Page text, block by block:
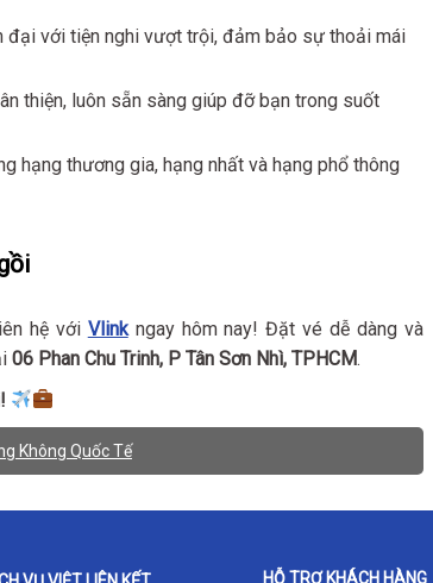
đại với tiện nghi vượt trội, đảm bảo sự thoải mái
thiện, luôn sẵn sàng giúp đỡ bạn trong suốt
hạng thương gia, hạng nhất và hạng phổ thông
hệ với Vlinkngay hôm nay! Đặt vé dễ dàng và
06 Phan Chu Trinh, P Tân Sơn Nhì, TPHCM.
Không Quốc Tế
HỖ TRỢ KHÁCH HÀNG